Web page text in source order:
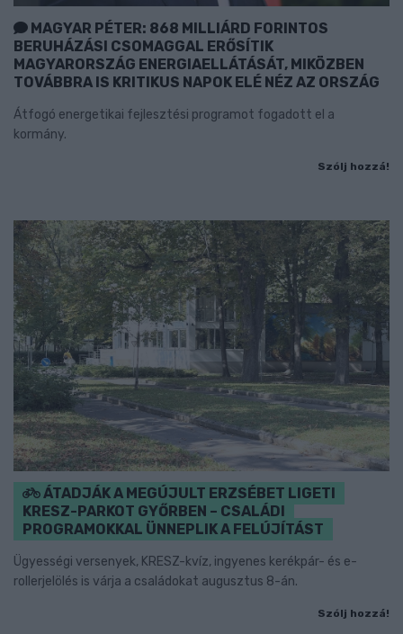
MAGYAR PÉTER: 868 MILLIÁRD FORINTOS
BERUHÁZÁSI CSOMAGGAL ERŐSÍTIK
MAGYARORSZÁG ENERGIAELLÁTÁSÁT, MIKÖZBEN
TOVÁBBRA IS KRITIKUS NAPOK ELÉ NÉZ AZ ORSZÁG
Átfogó energetikai fejlesztési programot fogadott el a
kormány.
Szólj hozzá!
ÁTADJÁK A MEGÚJULT ERZSÉBET LIGETI
KRESZ-PARKOT GYŐRBEN – CSALÁDI
PROGRAMOKKAL ÜNNEPLIK A FELÚJÍTÁST
Ügyességi versenyek, KRESZ-kvíz, ingyenes kerékpár- és e-
rollerjelölés is várja a családokat augusztus 8-án.
Szólj hozzá!